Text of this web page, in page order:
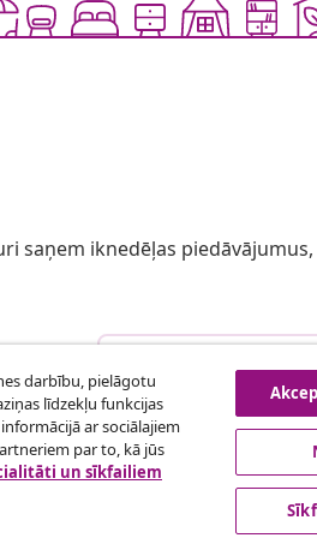
saņem iknedēļas piedāvājumus,
Atteikties no līguma
darbību, pielāgotu
līdzekļu funkcijas
ar sociālajiem
par to, kā jūs
un sīkfailiem